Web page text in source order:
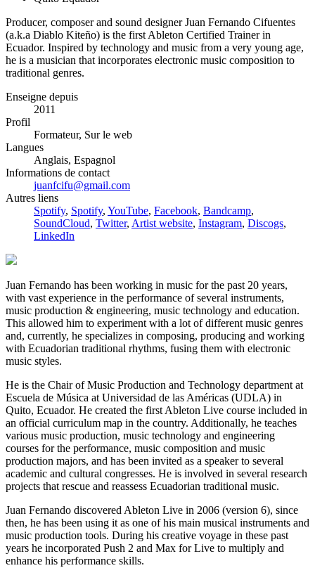
Producer, composer and sound designer Juan Fernando Cifuentes
(a.k.a Diablo Kiteño) is the first Ableton Certified Trainer in
Ecuador. Inspired by technology and music from a very young age,
he is a musician that incorporates electronic music composition to
traditional genres.
Enseigne depuis
2011
Profil
Formateur, Sur le web
Langues
Anglais, Espagnol
Informations de contact
juanfcifu@gmail.com
Autres liens
Spotify, Spotify, YouTube, Facebook, Bandcamp,
SoundCloud, Twitter, Artist website, Instagram, Discogs,
LinkedIn
Juan Fernando has been working in music for the past 20 years,
with vast experience in the performance of several instruments,
music production & engineering, music technology and education.
This allowed him to experiment with a lot of different music genres
and, currently, he specializes in composing, producing and working
with Ecuadorian traditional rhythms, fusing them with electronic
music styles.
He is the Chair of Music Production and Technology department at
Escuela de Música at Universidad de las Américas (UDLA) in
Quito, Ecuador. He created the first Ableton Live course included in
an official curriculum map in the country. Additionally, he teaches
various music production, music technology and engineering
courses for the performance, music composition and music
production majors, and has been invited as a speaker to several
academic and cultural congresses. He is involved in several research
projects that rescue and reassess Ecuadorian traditional music.
Juan Fernando discovered Ableton Live in 2006 (version 6), since
then, he has been using it as one of his main musical instruments and
music production tools. During his creative voyage in these past
years he incorporated Push 2 and Max for Live to multiply and
enhance his performance skills.